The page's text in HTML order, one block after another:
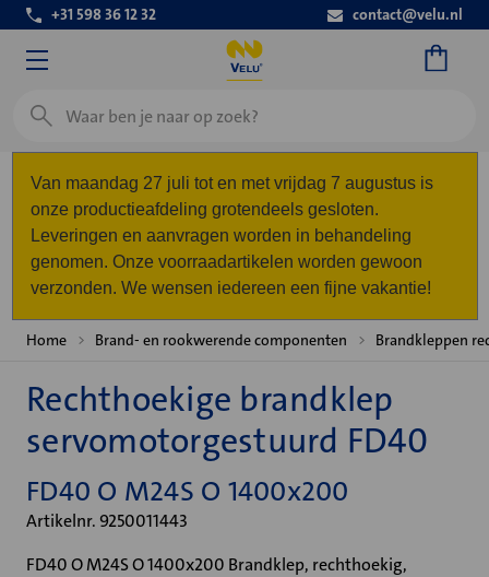
+31 598 36 12 32 contact@velu.nl
Zoeken
Van maandag 27 juli tot en met vrijdag 7 augustus is
onze productieafdeling grotendeels gesloten.
Leveringen en aanvragen worden in behandeling
genomen. Onze voorraadartikelen worden gewoon
verzonden. We wensen iedereen een fijne vakantie!
Home Brand- en rookwerende componenten Brandkleppen
Rechthoekige brandklep
servomotorgestuurd FD40
FD40 O M24S O 1400x200
Artikelnr. 9250011443
FD40 O M24S O 1400x200 Brandklep, rechthoekig,